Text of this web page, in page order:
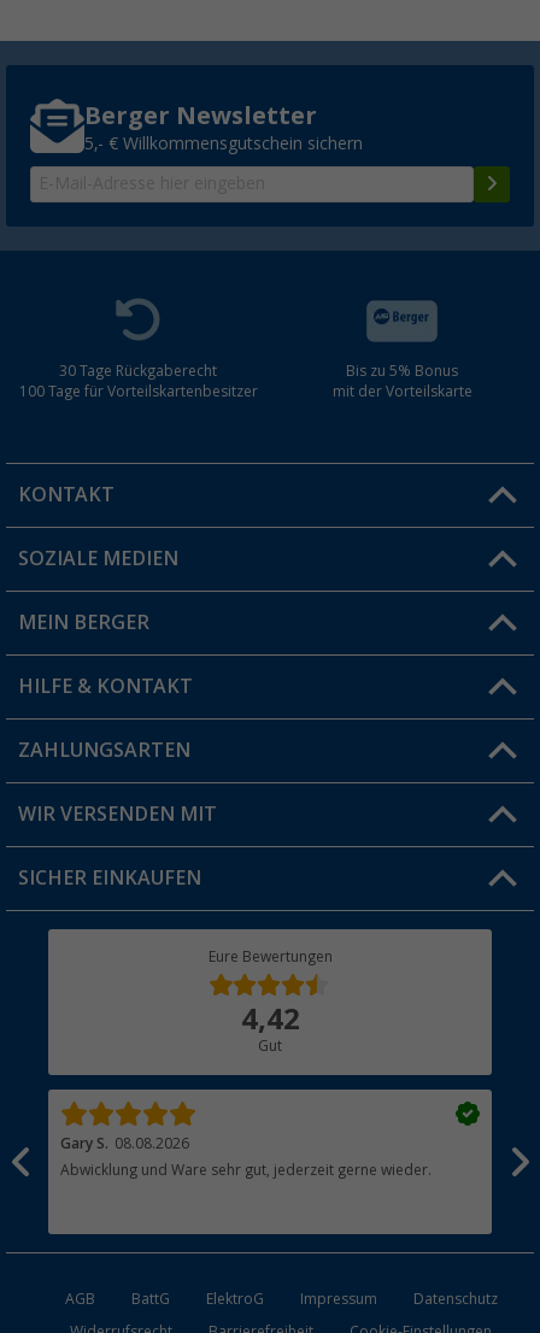
Berger Newsletter
5,- € Willkommensgutschein sichern
30 Tage Rückgaberecht
100 Tage für Vorteilskartenbesitzer
Bis zu 5% Bonus
mit der Vorteilskarte
KONTAKT
Du hast eine Frage?
Filiale finden
SOZIALE MEDIEN
MEIN BERGER
Vorteilskarte
Blog
Jobs & Karriere
HILFE & KONTAKT
FAQ & Kontakt
Versandinformationen
Rücksendung
ZAHLUNGSARTEN
WIR VERSENDEN MIT
SICHER EINKAUFEN
Eure Bewertungen
4,42
Gut
Gary S. 08.08.2026
Abwicklung und Ware sehr gut, jederzeit gerne wieder.
AGB BattG ElektroG Impressum
Datenschutz